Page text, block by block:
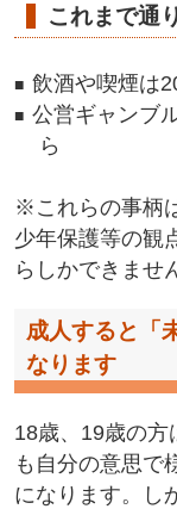
これまで通
飲酒や喫煙は
公営ギャンブ
ら
※これらの事柄
少年保護等の観
らしかできませ
成人すると「
なります
18歳、19歳の方
も自分の意思で
になります。し